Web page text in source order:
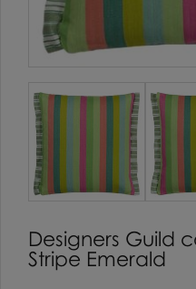
Designers Guild
Stripe Emerald